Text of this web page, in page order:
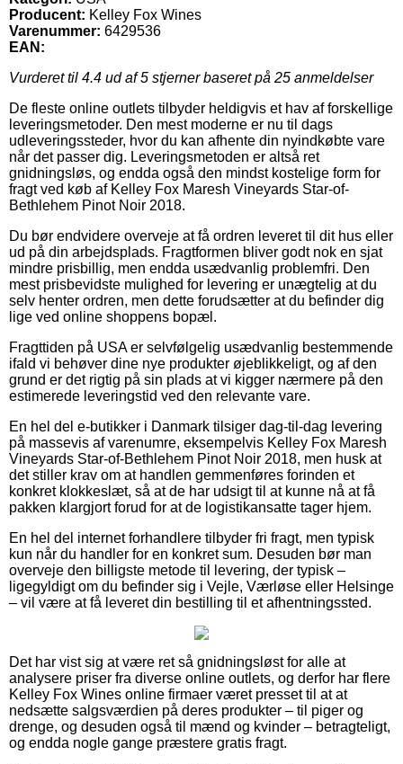
Producent: Kelley Fox Wines
Varenummer: 6429536
EAN:
Vurderet til 4.4 ud af 5 stjerner baseret på 25 anmeldelser
De fleste online outlets tilbyder heldigvis et hav af forskellige
leveringsmetoder. Den mest moderne er nu til dags
udleveringssteder, hvor du kan afhente din nyindkøbte vare
når det passer dig. Leveringsmetoden er altså ret
gnidningsløs, og endda også den mindst kostelige form for
fragt ved køb af Kelley Fox Maresh Vineyards Star-of-
Bethlehem Pinot Noir 2018.
Du bør endvidere overveje at få ordren leveret til dit hus eller
ud på din arbejdsplads. Fragtformen bliver godt nok en sjat
mindre prisbillig, men endda usædvanlig problemfri. Den
mest prisbevidste mulighed for levering er unægtelig at du
selv henter ordren, men dette forudsætter at du befinder dig
lige ved online shoppens bopæl.
Fragttiden på USA er selvfølgelig usædvanlig bestemmende
ifald vi behøver dine nye produkter øjeblikkeligt, og af den
grund er det rigtig på sin plads at vi kigger nærmere på den
estimerede leveringstid ved den relevante vare.
En hel del e-butikker i Danmark tilsiger dag-til-dag levering
på massevis af varenumre, eksempelvis Kelley Fox Maresh
Vineyards Star-of-Bethlehem Pinot Noir 2018, men husk at
det stiller krav om at handlen gemmenføres forinden et
konkret klokkeslæt, så at de har udsigt til at kunne nå at få
pakken klargjort forud for at de logistikansatte tager hjem.
En hel del internet forhandlere tilbyder fri fragt, men typisk
kun når du handler for en konkret sum. Desuden bør man
overveje den billigste metode til levering, der typisk –
ligegyldigt om du befinder sig i Vejle, Værløse eller Helsinge
– vil være at få leveret din bestilling til et afhentningssted.
Det har vist sig at være ret så gnidningsløst for alle at
analysere priser fra diverse online outlets, og derfor har flere
Kelley Fox Wines online firmaer været presset til at at
nedsætte salgsværdien på deres produkter – til piger og
drenge, og desuden også til mænd og kvinder – betragteligt,
og endda nogle gange præstere gratis fragt.